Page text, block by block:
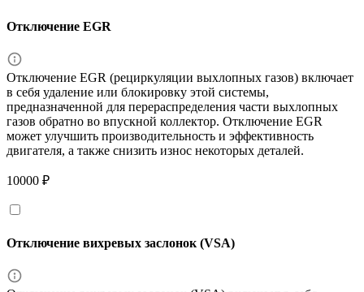
Отключение EGR
Отключение EGR (рециркуляции выхлопных газов) включает
в себя удаление или блокировку этой системы,
предназначенной для перераспределения части выхлопных
газов обратно во впускной коллектор. Отключение EGR
может улучшить производительность и эффективность
двигателя, а также снизить износ некоторых деталей.
10000 ₽
Отключение вихревых заслонок (VSA)